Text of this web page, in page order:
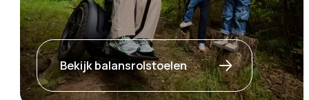
Bekijk balansrolstoelen